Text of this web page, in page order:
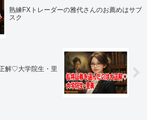
熟練FXトレーダーの雅代さんのお薦めはサブ
スク
解♡大学院生・里